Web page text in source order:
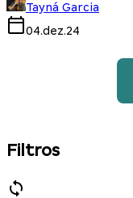
Tayná Garcia
04.dez.24
Filtros